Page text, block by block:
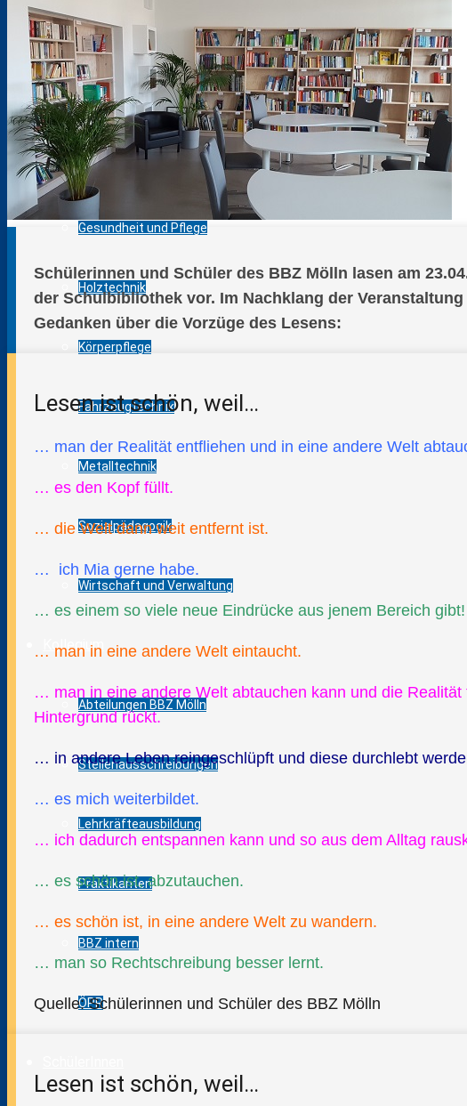
Elektrotechnik
Ernährung und Hauswirtschaft
Farbtechnik, Raumgestaltung und Oberflächentechnik
Gesundheit und Pflege
Holztechnik
Körperpflege
Fahrzeugtechnik
Metalltechnik
Sozialpädagogik
Wirtschaft und Verwaltung
Kollegium
Abteilungen BBZ Mölln
Stellenausschreibungen
Lehrkräfteausbildung
Praktikanten
BBZ intern
ÖPR
Schülerinnen und Schüler des BBZ Mölln lasen am
der Schulbibliothek vor. Im Nachklang der
Gedanken über die Vorzüge des Lesens:
Lesen ist schön, weil…
… man der Realität entfliehen und in eine andere Welt
… es den Kopf füllt.
… die Welt dann weit entfernt ist.
… ich Mia gerne habe.
… es einem so viele neue Eindrücke aus jenem Bereich gibt!
… man in eine andere Welt eintaucht.
… man in eine andere Welt abtauchen kann und die Realität
Hintergrund rückt.
… in andere Leben reingeschlüpft und diese durchlebt
… es mich weiterbildet.
… ich dadurch entspannen kann und so aus dem Alltag
… es schön ist, abzutauchen.
… es schön ist, in eine andere Welt zu wandern.
… man so Rechtschreibung besser lernt.
Quelle: Schülerinnen und Schüler des BBZ Mölln
Lesen ist schön, weil…